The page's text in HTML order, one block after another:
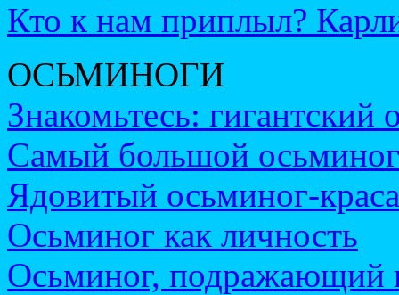
Кто к нам приплыл?
ОСЬМИНОГИ
Знакомьтесь: гигантский
Самый большой
Ядовитый осьминог-
Осьминог как личность
Осьминог, подражающий